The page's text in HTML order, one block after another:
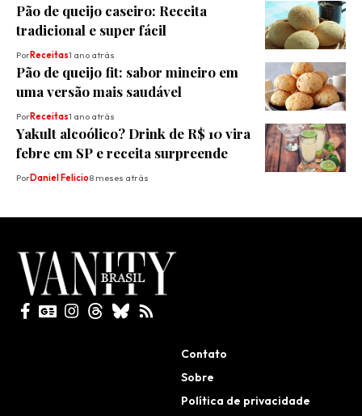
Pão de queijo caseiro: Receita
tradicional e super fácil
PorReceitas1 ano atrás
Pão de queijo fit: sabor mineiro em
uma versão mais saudável
PorReceitas1 ano atrás
Yakult alcoólico? Drink de R$ 10 vira
febre em SP e receita surpreende
PorDaniel Felicio8 meses atrás
Contato
Sobre
Política de privacidade